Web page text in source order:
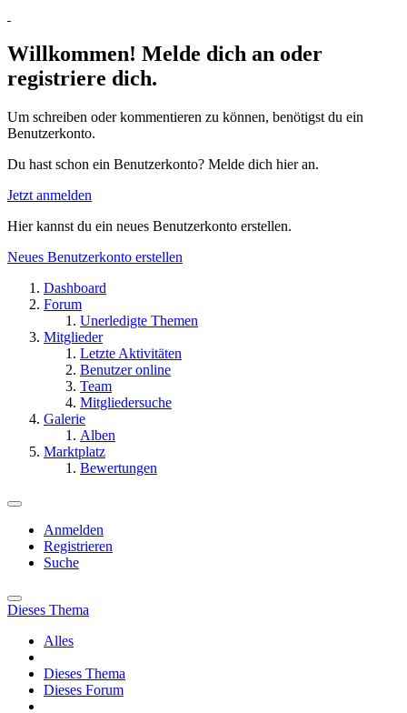
Willkommen! Melde dich an oder
registriere dich.
Um schreiben oder kommentieren zu können, benötigst du ein
Benutzerkonto.
Du hast schon ein Benutzerkonto? Melde dich hier an.
Jetzt anmelden
Hier kannst du ein neues Benutzerkonto erstellen.
Neues Benutzerkonto erstellen
Dashboard
Forum
Unerledigte Themen
Mitglieder
Letzte Aktivitäten
Benutzer online
Team
Mitgliedersuche
Galerie
Alben
Marktplatz
Bewertungen
Anmelden
Registrieren
Suche
Dieses Thema
Alles
Dieses Thema
Dieses Forum